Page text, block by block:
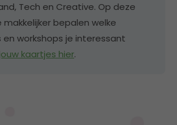
Tech en Creative. Op deze
makkelijker bepalen welke
workshops je interessant
kaartjes hier.